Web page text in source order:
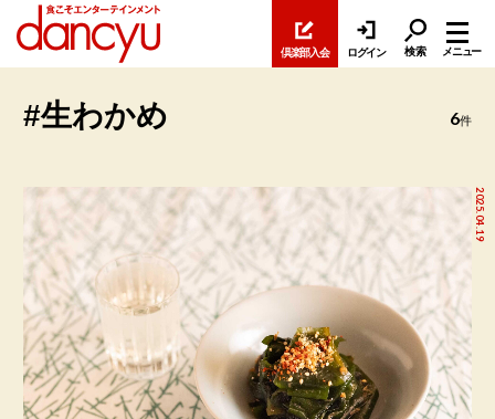
倶楽部入会 ログイン 検索 メニュー
#生わかめ 6件
2025.04.19